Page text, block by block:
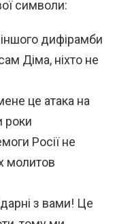
символи:
дифірамби
Діма, ніхто не
це атака на
роки
Росії не
молитов
з вами! Це